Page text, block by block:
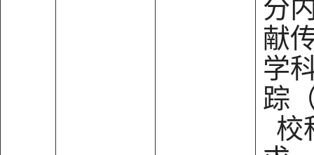
分
献
学
踪
校